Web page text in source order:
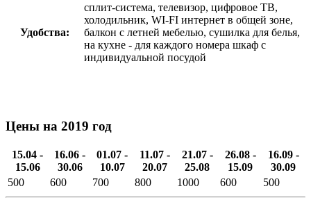
Удобства:
сплит-система, телевизор, цифровое ТВ,
холодильник, WI-FI интернет в общей зоне,
балкон с летней мебелью, сушилка для белья,
на кухне - для каждого номера шкаф с
индивидуальной посудой
Цены на 2019 год
15.04 -
15.06
16.06 -
30.06
01.07 -
10.07
11.07 -
20.07
21.07 -
25.08
26.08 -
15.09
16.09 -
30.09
500
600 700 800 1000 600 500